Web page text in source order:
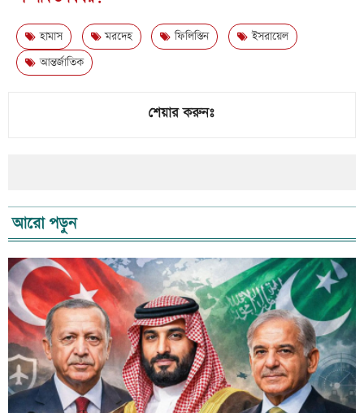
হামাস মরদেহ ফিলিস্তিন
ইসরায়েল
আন্তর্জাতিক
শেয়ার করুনঃ
আরো পড়ুন